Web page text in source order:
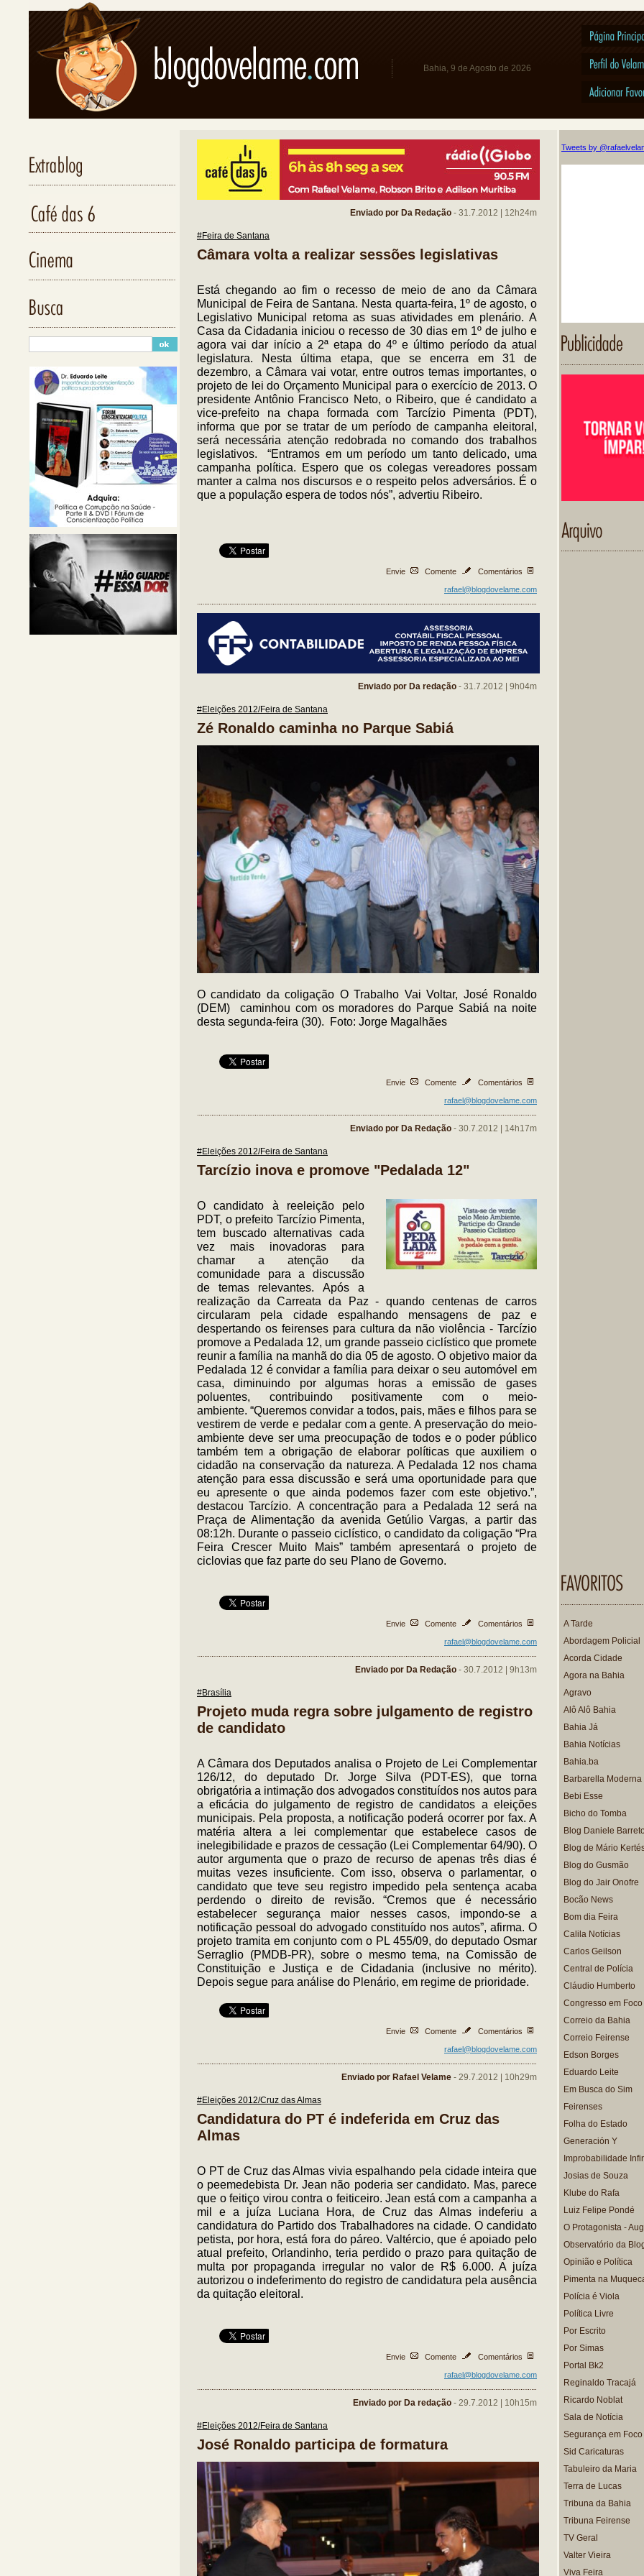
Bahia, 9 de Agosto de 2026
Enviado por Da Redação - 31.7.2012 | 12h24m
#Feira de Santana
Câmara volta a realizar sessões legislativas
Está chegando ao fim o recesso de meio de ano da Câmara
Municipal de Feira de Santana. Nesta quarta-feira, 1º de agosto, o
Legislativo Municipal retoma as suas atividades em plenário. A
Casa da Cidadania iniciou o recesso de 30 dias em 1º de julho e
agora vai dar início a 2ª etapa do 4º e último período da atual
legislatura. Nesta última etapa, que se encerra em 31 de
dezembro, a Câmara vai votar, entre outros temas importantes, o
projeto de lei do Orçamento Municipal para o exercício de 2013. O
presidente Antônio Francisco Neto, o Ribeiro, que é candidato a
vice-prefeito na chapa formada com Tarcízio Pimenta (PDT),
informa que por se tratar de um período de campanha eleitoral,
será necessária atenção redobrada no comando dos trabalhos
legislativos. “Entramos em um período um tanto delicado, uma
campanha política. Espero que os colegas vereadores possam
manter a calma nos discursos e o respeito pelos adversários. É o
que a população espera de todos nós”, advertiu Ribeiro.
Envie Comente Comentários
rafael@blogdovelame.com
Enviado por Da redação - 31.7.2012 | 9h04m
#Eleições 2012/Feira de Santana
Zé Ronaldo caminha no Parque Sabiá
O candidato da coligação O Trabalho Vai Voltar, José Ronaldo
(DEM) caminhou com os moradores do Parque Sabiá na noite
desta segunda-feira (30). Foto: Jorge Magalhães
Envie Comente Comentários
rafael@blogdovelame.com
Enviado por Da Redação - 30.7.2012 | 14h17m
#Eleições 2012/Feira de Santana
Tarcízio inova e promove "Pedalada 12"
O candidato à reeleição pelo
PDT, o prefeito Tarcízio Pimenta,
tem buscado alternativas cada
vez mais inovadoras para
chamar a atenção da
comunidade para a discussão
de temas relevantes. Após a
realização da Carreata da Paz - quando centenas de carros
circularam pela cidade espalhando mensagens de paz e
despertando os feirenses para cultura da não violência - Tarcízio
promove a Pedalada 12, um grande passeio ciclístico que promete
reunir a família na manhã do dia 05 de agosto. O objetivo maior da
Pedalada 12 é convidar a família para deixar o seu automóvel em
casa, diminuindo por algumas horas a emissão de gases
poluentes, contribuindo positivamente com o meio-
ambiente. “Queremos convidar a todos, pais, mães e filhos para se
vestirem de verde e pedalar com a gente. A preservação do meio-
ambiente deve ser uma preocupação de todos e o poder público
também tem a obrigação de elaborar políticas que auxiliem o
cidadão na conservação da natureza. A Pedalada 12 nos chama
atenção para essa discussão e será uma oportunidade para que
eu apresente o que ainda podemos fazer com este objetivo.”,
destacou Tarcízio. A concentração para a Pedalada 12 será na
Praça de Alimentação da avenida Getúlio Vargas, a partir das
08:12h. Durante o passeio ciclístico, o candidato da coligação “Pra
Feira Crescer Muito Mais” também apresentará o projeto de
ciclovias que faz parte do seu Plano de Governo.
Envie Comente Comentários
rafael@blogdovelame.com
Enviado por Da Redação - 30.7.2012 | 9h13m
#Brasília
Projeto muda regra sobre julgamento de registro
de candidato
A Câmara dos Deputados analisa o Projeto de Lei Complementar
126/12, do deputado Dr. Jorge Silva (PDT-ES), que torna
obrigatória a intimação dos advogados constituídos nos autos para
a eficácia do julgamento de registro de candidatos a eleições
municipais. Pela proposta, a notificação poderá ocorrer por fax. A
matéria altera a lei complementar que estabelece casos de
inelegibilidade e prazos de cessação (Lei Complementar 64/90). O
autor argumenta que o prazo de recurso de apenas três dias é
muitas vezes insuficiente. Com isso, observa o parlamentar, o
candidato que teve seu registro impedido pela sentença acaba
perdendo o direito de revisão. “Cremos que é necessário
estabelecer segurança maior nesses casos, impondo-se a
notificação pessoal do advogado constituído nos autos”, afirma. O
projeto tramita em conjunto com o PL 455/09, do deputado Osmar
Serraglio (PMDB-PR), sobre o mesmo tema, na Comissão de
Constituição e Justiça e de Cidadania (inclusive no mérito).
Depois segue para análise do Plenário, em regime de prioridade.
Envie Comente Comentários
rafael@blogdovelame.com
Enviado por Rafael Velame - 29.7.2012 | 10h29m
#Eleições 2012/Cruz das Almas
Candidatura do PT é indeferida em Cruz das
Almas
O PT de Cruz das Almas vivia espalhando pela cidade inteira que
o peemedebista Dr. Jean não poderia ser candidato. Mas, parece
que o feitiço virou contra o feiticeiro. Jean está com a campanha a
mil e a juíza Luciana Hora, de Cruz das Almas indeferiu a
candidatura do Partido dos Trabalhadores na cidade. O candidato
petista, por hora, está fora do páreo. Valtércio, que é apoiado pelo
atual prefeito, Orlandinho, teria perdido o prazo para quitação de
multa por propaganda irregular no valor de R$ 6.000. A juíza
autorizou o indeferimento do registro de candidatura pela ausência
da quitação eleitoral.
Envie Comente Comentários
rafael@blogdovelame.com
Enviado por Da redação - 29.7.2012 | 10h15m
#Eleições 2012/Feira de Santana
José Ronaldo participa de formatura
Tweets by
A Tarde
Abordagem Policial
Acorda Cidade
Agora na Bahia
Agravo
Alô Alô Bahia
Bahia Já
Bahia Notícias
Bahia.ba
Barbarella Moderna
Bebi Esse
Bicho do Tomba
Blog Daniele
Blog de Mário
Blog do Gusmão
Blog do Jair Onofre
Bocão News
Bom dia Feira
Calila Notícias
Carlos Geilson
Central de Polícia
Cláudio Humberto
Congresso em Foco
Correio da Bahia
Correio Feirense
Edson Borges
Eduardo Leite
Em Busca do Sim
Feirenses
Folha do Estado
Generación Y
Improbabilidade
Josias de Souza
Klube do Rafa
Luiz Felipe Pondé
O Protagonista -
Observatório da
Opinião e Política
Pimenta na
Polícia é Viola
Política Livre
Por Escrito
Por Simas
Portal Bk2
Reginaldo Tracajá
Ricardo Noblat
Sala de Notícia
Segurança em Foco
Sid Caricaturas
Tabuleiro da Maria
Terra de Lucas
Tribuna da Bahia
Tribuna Feirense
TV Geral
Valter Vieira
Viva Feira